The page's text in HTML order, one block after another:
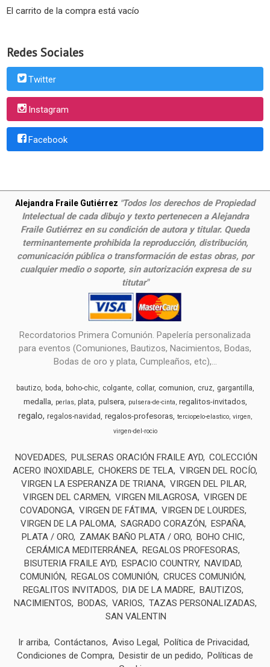
El carrito de la compra está vacío
Redes Sociales
Twitter
Instagram
Facebook
Alejandra Fraile Gutiérrez "Todos los derechos de Propiedad
Intelectual de cada dibujo y texto pertenecen a Alejandra
Fraile Gutiérrez en su condición de autora y titular. Queda
terminantemente prohibida la reproducción, distribución,
comunicación pública o transformación de estas obras, por
cualquier medio o soporte, sin autorización expresa de su
titutar"
Recordatorios Primera Comunión. Papelería personalizada
para eventos (Comuniones, Bautizos, Nacimientos, Bodas,
Bodas de oro y plata, Cumpleaños, etc),...
bautizo boda boho-chic colgante collar comunion cruz gargantilla
medalla perlas plata pulsera pulsera-de-cinta regalitos-invitados
regalo regalos-navidad regalos-profesoras terciopelo-elastico virgen
virgen-del-rocio
NOVEDADES PULSERAS ORACIÓN FRAILE AYD COLECCIÓN
ACERO INOXIDABLE CHOKERS DE TELA VIRGEN DEL ROCÍO
VIRGEN LA ESPERANZA DE TRIANA VIRGEN DEL PILAR
VIRGEN DEL CARMEN
VIRGEN MILAGROSA VIRGEN DE
COVADONGA VIRGEN DE FÁTIMA VIRGEN DE LOURDES
VIRGEN DE LA PALOMA SAGRADO CORAZÓN
ESPAÑA
PLATA / ORO
ZAMAK BAÑO PLATA / ORO
BOHO CHIC
CERÁMICA MEDITERRÁNEA
REGALOS PROFESORAS
BISUTERIA FRAILE AYD
ESPACIO COUNTRY
NAVIDAD
COMUNIÓN
REGALOS COMUNIÓN
CRUCES COMUNIÓN
REGALITOS INVITADOS
DIA DE LA MADRE
BAUTIZOS
NACIMIENTOS
BODAS VARIOS
TAZAS PERSONALIZADAS
SAN VALENTIN
Ir arriba Contáctanos Aviso Legal
Política de Privacidad
Condiciones de Compra
Desistir de un pedido
Políticas de